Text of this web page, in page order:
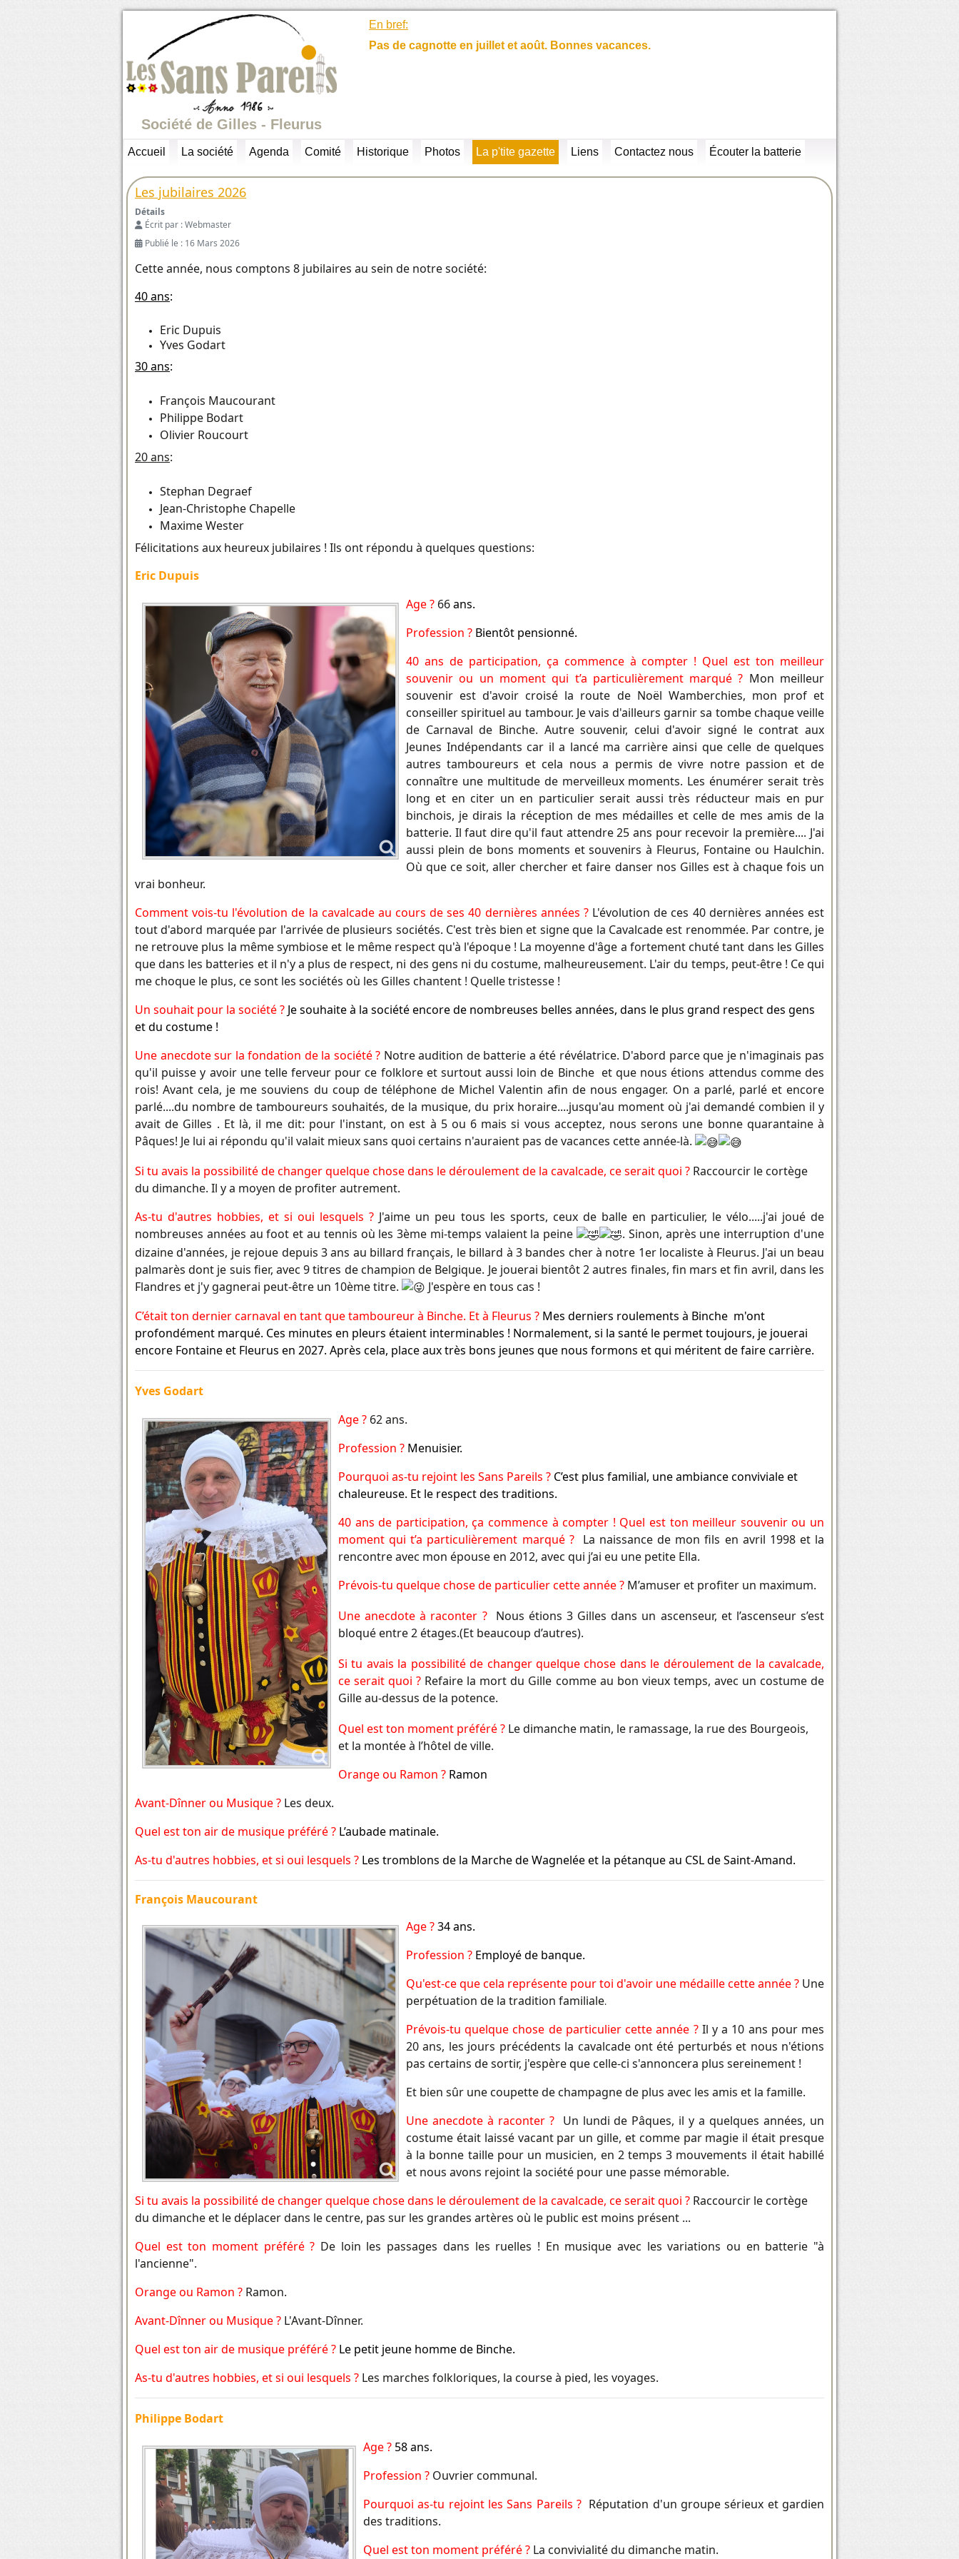
Société de Gilles - Fleurus
En bref:
Pas de cagnotte en juillet et août. Bonnes vacances.
Accueil La société Agenda Comité Historique Photos La p'tite gazette Liens Contactez nous Écouter la batterie
Les jubilaires 2026
Détails
Écrit par :Webmaster
Publié le : 16 Mars 2026
Cette année, nous comptons 8 jubilaires au sein de notre société:
40 ans:
Eric Dupuis
Yves Godart
30 ans:
François Maucourant
Philippe Bodart
Olivier Roucourt
20 ans:
Stephan Degraef
Jean-Christophe Chapelle
Maxime Wester
Félicitations aux heureux jubilaires ! Ils ont répondu à quelques questions:
Eric Dupuis
Age ? 66ans.
Profession ? Bientôt pensionné.
40 ans de participation, ça commence à compter ! Quel est ton meilleur
souvenir ou un moment qui t’a particulièrement marqué ? Mon meilleur
souvenir est d'avoir croisé la route de Noël Wamberchies, mon prof et
conseiller spirituel au tambour. Je vais d'ailleurs garnir sa tombe chaque veille
de Carnaval de Binche. Autre souvenir, celui d'avoir signé le contrat aux
Jeunes Indépendants car il a lancé ma carrière ainsi que celle de quelques
autres tamboureurs et cela nous a permis de vivre notre passion et de
connaître une multitude de merveilleux moments. Les énumérer serait très
long et en citer un en particulier serait aussi très réducteur mais en pur
binchois, je dirais la réception de mes médailles et celle de mes amis de la
batterie. Il faut dire qu'il faut attendre 25 ans pour recevoir la première.... J'ai
aussi plein de bons moments et souvenirs à Fleurus, Fontaine ou Haulchin.
Où que ce soit, aller chercher et faire danser nos Gilles est à chaque fois un
vrai bonheur.
Comment vois-tu l'évolution de la cavalcade au cours de ses 40 dernières années ? L'évolution de ces 40 dernières années est
tout d'abord marquée par l'arrivée de plusieurs sociétés. C'est très bien et signe que la Cavalcade est renommée. Par contre, je
ne retrouve plus la même symbiose et le même respect qu'à l'époque ! La moyenne d'âge a fortement chuté tant dans les Gilles
que dans les batteries et il n'y a plus de respect, ni des gens ni du costume, malheureusement. L'air du temps, peut-être ! Ce qui
me choque le plus, ce sont les sociétés où les Gilles chantent ! Quelle tristesse !
Un souhait pour la société ? Je souhaite à la société encore de nombreuses belles années, dans le plus grand respect des gens
et du costume !
Une anecdote sur la fondation de la société ? Notre audition de batterie a été révélatrice. D'abord parce que je n'imaginais pas
qu'il puisse y avoir une telle ferveur pour ce folklore et surtout aussi loin de Binche et que nous étions attendus comme des
rois! Avant cela, je me souviens du coup de téléphone de Michel Valentin afin de nous engager. On a parlé, parlé et encore
parlé....du nombre de tamboureurs souhaités, de la musique, du prix horaire....jusqu'au moment où j'ai demandé combien il y
avait de Gilles . Et là, il me dit: pour l'instant, on est à 5 ou 6 mais si vous acceptez, nous serons une bonne quarantaine à
Pâques! Je lui ai répondu qu'il valait mieux sans quoi certains n'auraient pas de vacances cette année-là.
Si tu avais la possibilité de changer quelque chose dans le déroulement de la cavalcade, ce serait quoi ? Raccourcir le cortège
du dimanche. Il y a moyen de profiter autrement.
As-tu d'autres hobbies, et si oui lesquels ? J'aime un peu tous les sports, ceux de balle en particulier, le vélo.....j'ai joué de
nombreuses années au foot et au tennis où les 3ème mi-temps valaient la peine
. Sinon, après une interruption d'une
dizaine d'années, je rejoue depuis 3 ans au billard français, le billard à 3 bandes cher à notre 1er localiste à Fleurus. J'ai un beau
palmarès dont je suis fier, avec 9 titres de champion de Belgique. Je jouerai bientôt 2 autres finales, fin mars et fin avril, dans les
Flandres et j'y gagnerai peut-être un 10ème titre.
J'espère en tous cas !
C’était ton dernier carnaval en tant que tamboureur à Binche. Et à Fleurus ? Mes derniers roulements à Binche m'ont
profondément marqué. Ces minutes en pleurs étaient interminables ! Normalement, si la santé le permet toujours, je jouerai
encore Fontaine et Fleurus en 2027. Après cela, place aux très bons jeunes que nous formons et qui méritent de faire carrière.
Yves Godart
Age ? 62 ans.
Profession ? Menuisier.
Pourquoi as-tu rejoint les Sans Pareils ? C’est plus familial, une ambiance conviviale et
chaleureuse. Et le respect des traditions.
40 ans de participation, ça commence à compter ! Quel est ton meilleur souvenir ou un
moment qui t’a particulièrement marqué ? La naissance de mon fils en avril 1998 et la
rencontre avec mon épouse en 2012, avec qui j’ai eu une petite Ella.
Prévois-tu quelque chose de particulier cette année ? M’amuser et profiter un maximum.
Une anecdote à raconter ? Nous étions 3 Gilles dans un ascenseur, et l’ascenseur s’est
bloqué entre 2 étages.(Et beaucoup d’autres).
Si tu avais la possibilité de changer quelque chose dans le déroulement de la cavalcade,
ce serait quoi ? Refaire la mort du Gille comme au bon vieux temps, avec un costume de
Gille au-dessus de la potence.
Quel est ton moment préféré ? Le dimanche matin, le ramassage, la rue des Bourgeois,
et la montée à l’hôtel de ville.
Orange ou Ramon ? Ramon
Avant-Dînner ou Musique ? Les deux.
Quel est ton air de musique préféré ? L’aubade matinale.
As-tu d'autres hobbies, et si oui lesquels ? Les tromblons de la Marche de Wagnelée et la pétanque au CSL de Saint-Amand.
François Maucourant
Age ?34ans.
Profession ? Employé de banque.
Qu'est-ce que cela représente pour toi d'avoir une médaille cette année ? Une
perpétuation de la tradition familiale.
Prévois-tu quelque chose de particulier cette année ? Il y a 10 ans pour mes
20 ans, les jours précédents la cavalcade ont été perturbés et nous n'étions
pas certains de sortir, j'espère que celle-ci s'annoncera plus sereinement !
Et bien sûr une coupette de champagne de plus avec les amis et la famille.
Une anecdote à raconter ? Un lundi de Pâques, il y a quelques années, un
costume était laissé vacant par un gille, et comme par magie il était presque
à la bonne taille pour un musicien, en 2 temps 3 mouvements il était habillé
et nous avons rejoint la société pour une passe mémorable.
Si tu avais la possibilité de changer quelque chose dans le déroulement de la cavalcade, ce serait quoi ? Raccourcir le cortège
du dimanche et le déplacer dans le centre, pas sur les grandes artères où le public est moins présent ...
Quel est ton moment préféré ? De loin les passages dans les ruelles ! En musique avec les variations ou en batterie "à
l'ancienne".
Orange ou Ramon ? Ramon.
Avant-Dînner ou Musique ? L'Avant-Dînner.
Quel est ton air de musique préféré ? Le petit jeune homme de Binche.
As-tu d'autres hobbies, et si oui lesquels ? Les marches folkloriques, la course à pied, les voyages.
Philippe Bodart
Age ? 58 ans.
Profession ? Ouvrier communal.
Pourquoi as-tu rejoint les Sans Pareils ?Réputation d'un groupe sérieux et gardien
des traditions.
Quel est ton moment préféré ? La convivialité du dimanche matin.